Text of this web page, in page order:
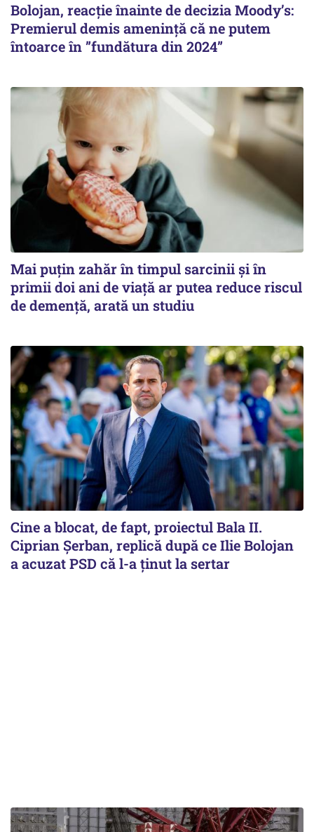
Bolojan, reacție înainte de decizia Moody’s:
Premierul demis amenință că ne putem
întoarce în ”fundătura din 2024”
Mai puțin zahăr în timpul sarcinii și în
primii doi ani de viață ar putea reduce riscul
de demență, arată un studiu
Cine a blocat, de fapt, proiectul Bala II.
Ciprian Șerban, replică după ce Ilie Bolojan
a acuzat PSD că l-a ținut la sertar